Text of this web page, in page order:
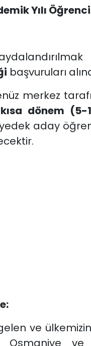
Yılı
başvuruları
merkez
dönem
aday
ve
Osmaniye